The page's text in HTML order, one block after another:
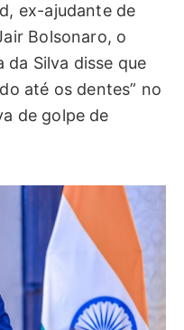
ex-ajudante de
Bolsonaro, o
da Silva disse que
até os dentes” no
de golpe de